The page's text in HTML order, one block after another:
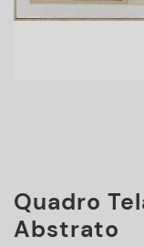
Quadro
Abstrato